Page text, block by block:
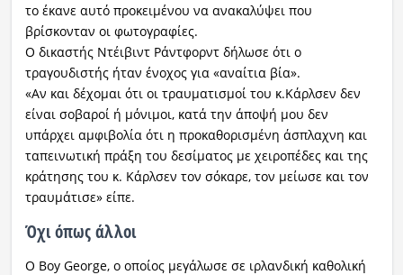
το έκανε αυτό προκειμένου να ανακαλύψει που
βρίσκονταν οι φωτογραφίες.
Ο δικαστής Ντέιβιντ Ράντφορντ δήλωσε ότι ο
τραγουδιστής ήταν ένοχος για «αναίτια βία».
«Αν και δέχομαι ότι οι τραυματισμοί του κ.Κάρλσεν δεν
είναι σοβαροί ή μόνιμοι, κατά την άποψή μου δεν
υπάρχει αμφιβολία ότι η προκαθορισμένη άσπλαχνη και
ταπεινωτική πράξη του δεσίματος με χειροπέδες και της
κράτησης του κ. Κάρλσεν τον σόκαρε, τον μείωσε και τον
τραυμάτισε» είπε.
Όχι όπως άλλοι
Ο Boy George, ο οποίος μεγάλωσε σε ιρλανδική καθολική